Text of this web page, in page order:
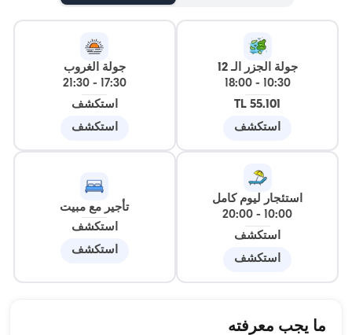
جولة الجزر الـ 12
10:30
-
18:00
55.101 TL
استكشف
جولة الغروب
17:30
-
21:30
استكشف
استكشف
استئجار ليوم كامل
10:00
-
20:00
استكشف
استكشف
تأجير مع مبيت
استكشف
استكشف
ما يجب معرفته